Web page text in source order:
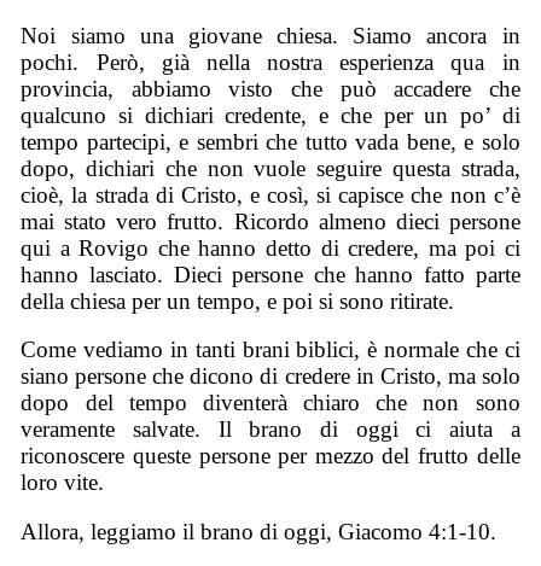
Noi siamo una giovane chiesa. Siamo ancora in
pochi. Però, già nella nostra esperienza qua in
provincia, abbiamo visto che può accadere che
qualcuno si dichiari credente, e che per un po’ di
tempo partecipi, e sembri che tutto vada bene, e solo
dopo, dichiari che non vuole seguire questa strada,
cioè, la strada di Cristo, e così, si capisce che non c’è
mai stato vero frutto. Ricordo almeno dieci persone
qui a Rovigo che hanno detto di credere, ma poi ci
hanno lasciato. Dieci persone che hanno fatto parte
della chiesa per un tempo, e poi si sono ritirate.
Come vediamo in tanti brani biblici, è normale che ci
siano persone che dicono di credere in Cristo, ma solo
dopo del tempo diventerà chiaro che non sono
veramente salvate. Il brano di oggi ci aiuta a
riconoscere queste persone per mezzo del frutto delle
loro vite.
Allora, leggiamo il brano di oggi, Giacomo 4:1-10.